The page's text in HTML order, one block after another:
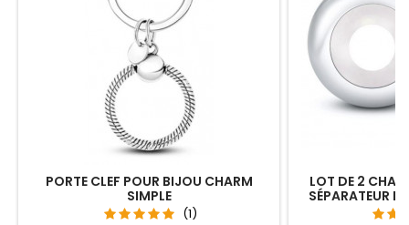
PORTE CLEF POUR BIJOU CHARM
SIMPLE
(1)
LOT DE 2
SÉPARATEUR